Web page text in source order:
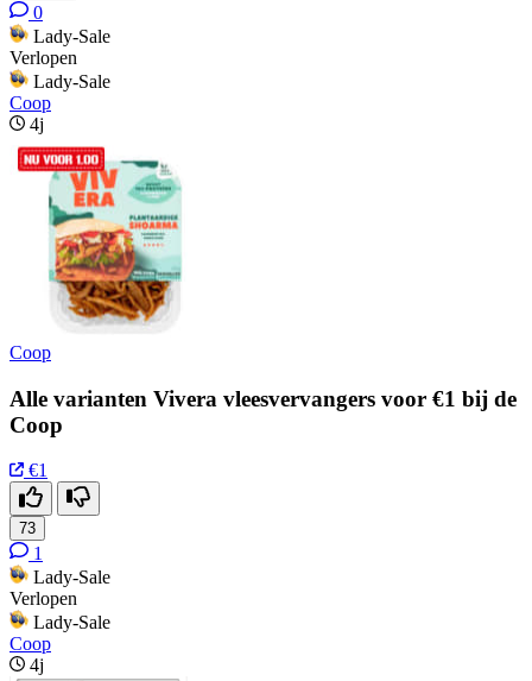
0
Lady-Sale
Verlopen
Lady-Sale
Coop
4j
Coop
Alle varianten Vivera vleesvervangers voor €1 bij de
Coop
€1
73
1
Lady-Sale
Verlopen
Lady-Sale
Coop
4j